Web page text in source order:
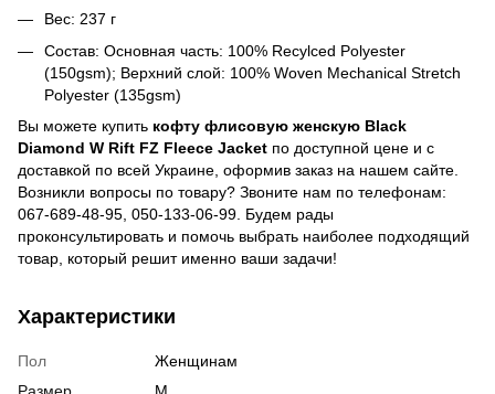
Вес: 237 г
Состав: Основная часть: 100% Recylced Polyester
(150gsm); Верхний слой: 100% Woven Mechanical Stretch
Polyester (135gsm)
Вы можете купить кофту флисовую женскую Black
Diamond W Rift FZ Fleece Jacket по доступной цене и с
доставкой по всей Украине, оформив заказ на нашем сайте.
Возникли вопросы по товару? Звоните нам по телефонам:
067-689-48-95, 050-133-06-99. Будем рады
проконсультировать и помочь выбрать наиболее подходящий
товар, который решит именно ваши задачи!
Характеристики
Пол
Женщинам